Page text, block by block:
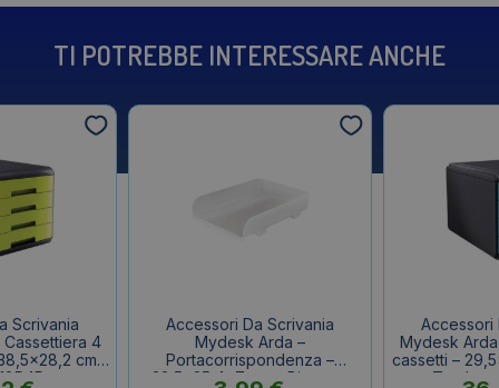
TI POTREBBE INTERESSARE ANCHE
Scrivania
4
cm –
Accessori Da Scrivania
Mydesk Arda –
Portacorrispondenza –
33,5×25,4×7 cm – Bianco –
Accessori
Mydesk
cassetti –